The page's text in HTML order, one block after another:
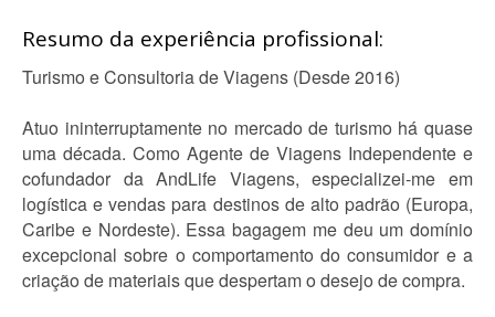
Resumo da experiência profissional:
Turismo e Consultoria de Viagens (Desde 2016)
Atuo ininterruptamente no mercado de turismo há quase
uma década. Como Agente de Viagens Independente e
cofundador da AndLife Viagens, especializei-me em
logística e vendas para destinos de alto padrão (Europa,
Caribe e Nordeste). Essa bagagem me deu um domínio
excepcional sobre o comportamento do consumidor e a
criação de materiais que despertam o desejo de compra.